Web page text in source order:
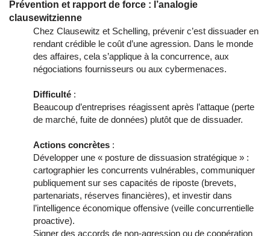
Prévention et rapport de force : l’analogie
clausewitzienne
Chez Clausewitz et Schelling, prévenir c’est dissuader en
rendant crédible le coût d’une agression. Dans le monde
des affaires, cela s’applique à la concurrence, aux
négociations fournisseurs ou aux cybermenaces.
Difficulté :
Beaucoup d’entreprises réagissent après l’attaque (perte
de marché, fuite de données) plutôt que de dissuader.
Actions concrètes :
Développer une « posture de dissuasion stratégique » :
cartographier les concurrents vulnérables, communiquer
publiquement sur ses capacités de riposte (brevets,
partenariats, réserves financières), et investir dans
l’intelligence économique offensive (veille concurrentielle
proactive).
Signer des accords de non-agression ou de coopération